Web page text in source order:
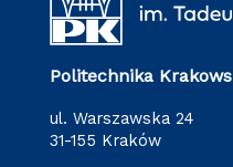
Politechnika
ul. Warszawska 24
31-155 Kraków